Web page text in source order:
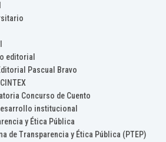
editorial
Pascual Bravo
Concurso de Cuento
institucional
y Ética Pública
de Transparencia y Ética Pública (PTEP)